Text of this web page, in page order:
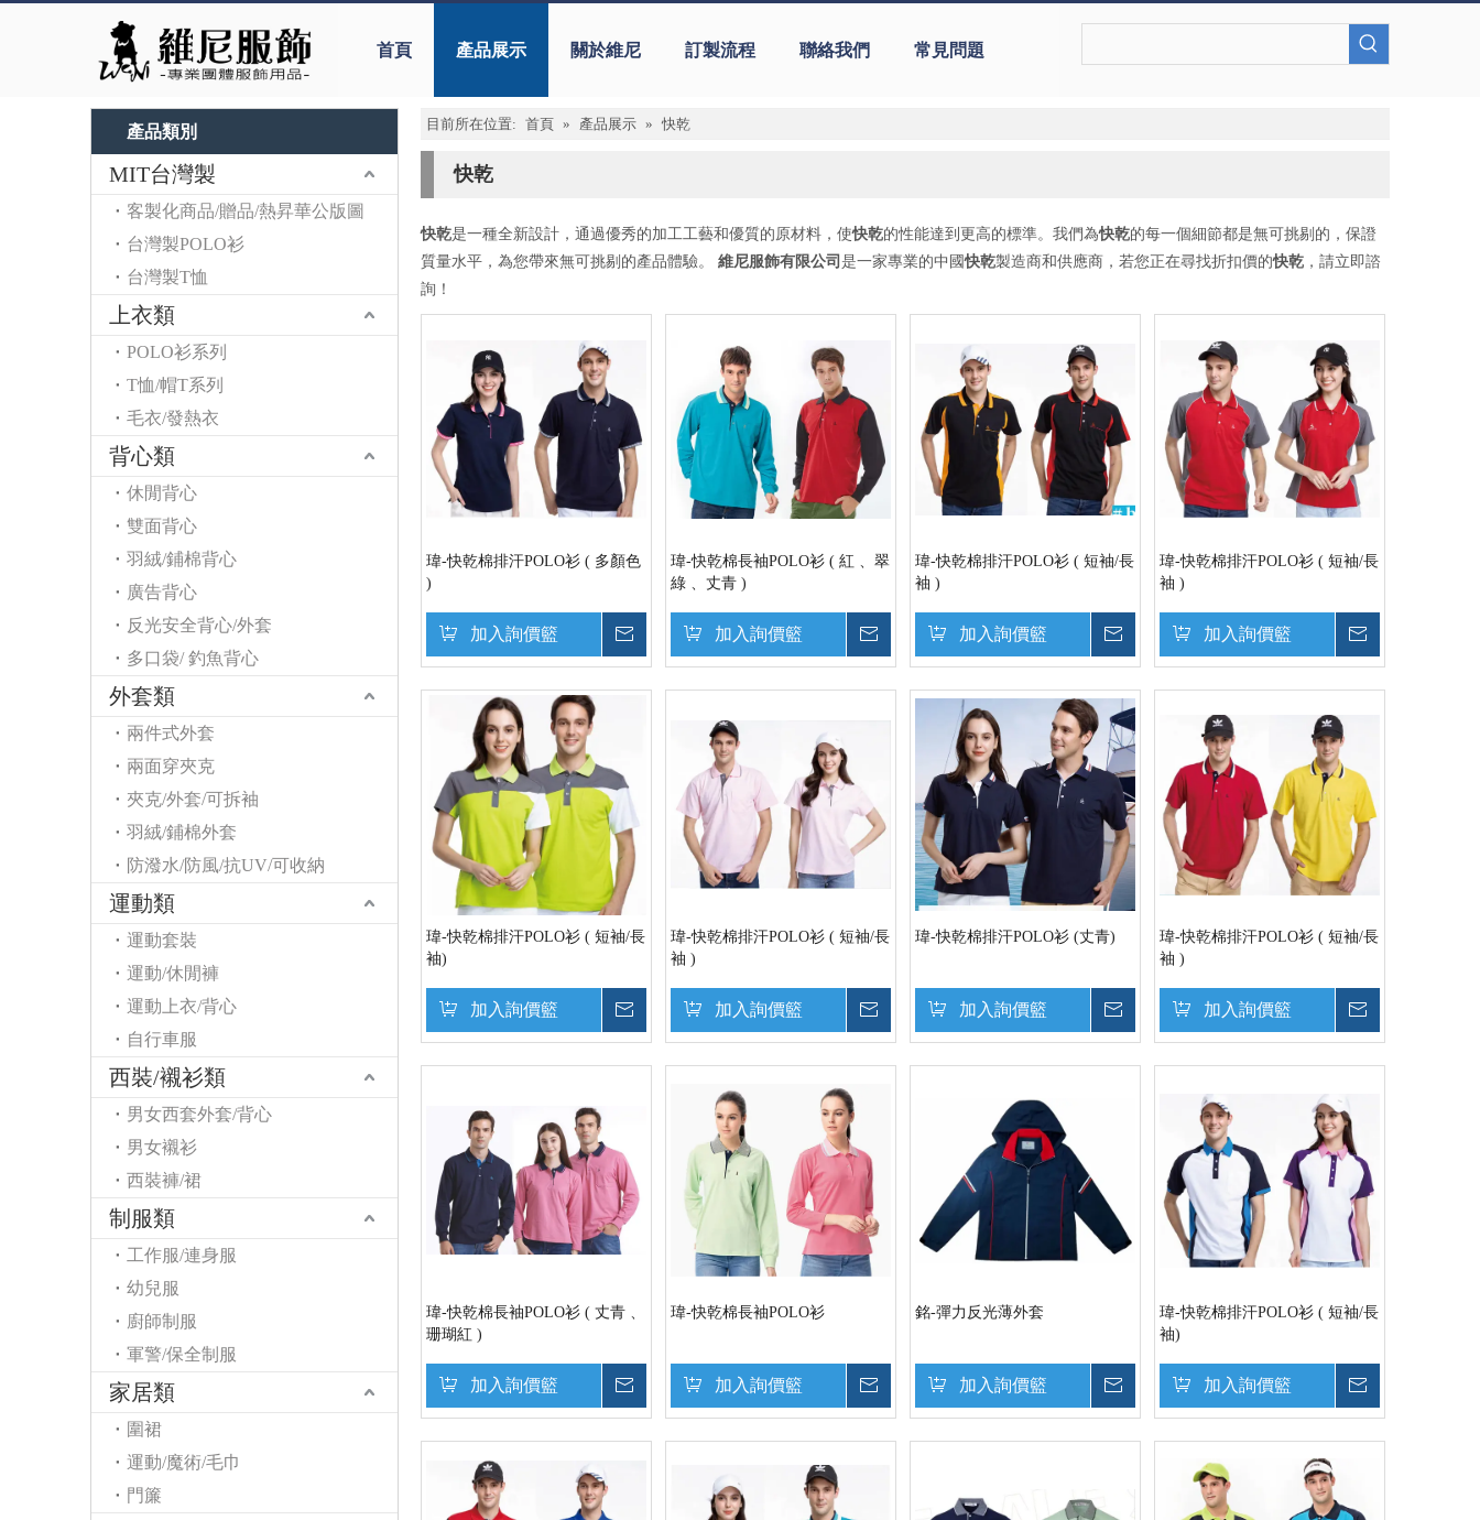
首頁 產品展示 關於維尼 訂製流程 聯絡我們 常見問題
產品類別
MIT台灣製
客製化商品/贈品/熱昇華公版圖
台灣製POLO衫
台灣製T恤
上衣類
POLO衫系列
T恤/帽T系列
毛衣/發熱衣
背心類
休閒背心
雙面背心
羽絨/鋪棉背心
廣告背心
反光安全背心/外套
多口袋/ 釣魚背心
外套類
兩件式外套
兩面穿夾克
夾克/外套/可拆袖
羽絨/鋪棉外套
防潑水/防風/抗UV/可收納
運動類
運動套裝
運動/休閒褲
運動上衣/背心
自行車服
西裝/襯衫類
男女西套外套/背心
男女襯衫
西裝褲/裙
制服類
工作服/連身服
幼兒服
廚師制服
軍警/保全制服
家居類
圍裙
運動/魔術/毛巾
門簾
目前所在位置: 首頁 » 產品展示 » 快乾
快乾
快乾是一種全新設計，通過優秀的加工工藝和優質的原材料，使快乾的性能達到更高的標準。我們為快乾的每一個細節都是無可挑剔的，保證
質量水平，為您帶來無可挑剔的產品體驗。 維尼服飾有限公司 是一家專業的中國快乾製造商和供應商，若您正在尋找折扣價的快乾 ，請立即諮
詢！
瑋-快乾棉排汗POLO衫 ( 多顏色
)
加入詢價籃
瑋-快乾棉長袖POLO衫 ( 紅 、翠
綠 、丈青 )
加入詢價籃
瑋-快乾棉排汗POLO衫 ( 短袖/長
袖 )
加入詢價籃
瑋-快乾棉排汗POLO衫 ( 短袖/長
袖 )
加入詢價籃
瑋-快乾棉排汗POLO衫 ( 短袖/長
袖)
加入詢價籃
瑋-快乾棉排汗POLO衫 ( 短袖/長
袖 )
加入詢價籃
瑋-快乾棉排汗POLO衫 (丈青)
加入詢價籃
瑋-快乾棉排汗POLO衫 ( 短袖/長
袖 )
加入詢價籃
瑋-快乾棉長袖POLO衫 ( 丈青 、
珊瑚紅 )
加入詢價籃
瑋-快乾棉長袖POLO衫
加入詢價籃
銘-彈力反光薄外套
加入詢價籃
瑋-快乾棉排汗POLO衫 ( 短袖/長
袖)
加入詢價籃